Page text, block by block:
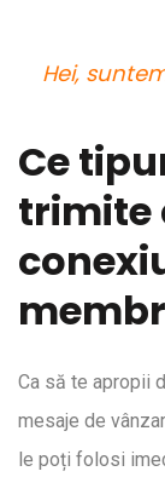
Hei,
Ce
trimite
Ca să te apropii
mesaje de
le poți folosi